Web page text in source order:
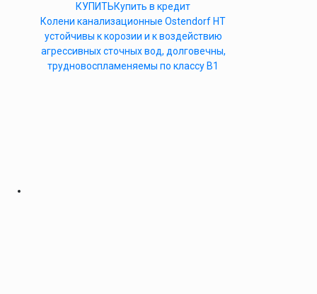
КУПИТЬКупить в кредит
Колени канализационные Ostendorf HT
устойчивы к корозии и к воздействию
агрессивных сточных вод, долговечны,
трудновоспламеняемы по классу B1